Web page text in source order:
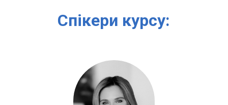
Спікери курсу: